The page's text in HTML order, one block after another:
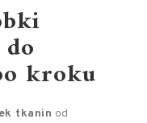
kroku
tkanin od